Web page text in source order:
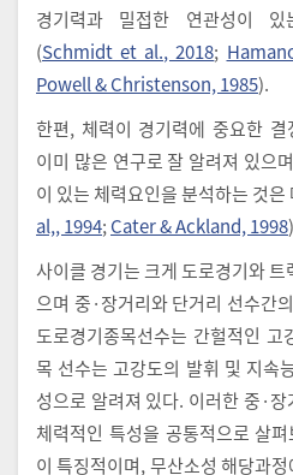
경기력과 밀접한 연관성이
(Schmidt et al., 2018;
Powell & Christenson, 1985).
한편, 체력이 경기력에 중요한
이미 많은 연구로 잘 알려져 있으
이 있는 체력요인을 분석하는 것
al,, 1994; Cater & Ackland, 1998
사이클 경기는 크게 도로경기와
으며 중·장거리와 단거리 선수간
도로경기종목선수는 간헐적인
목 선수는 고강도의 발휘 및 지속
성으로 알려져 있다. 이러한 중·
체력적인 특성을 공통적으로 살
이 특징적이며, 무산소성 해당과